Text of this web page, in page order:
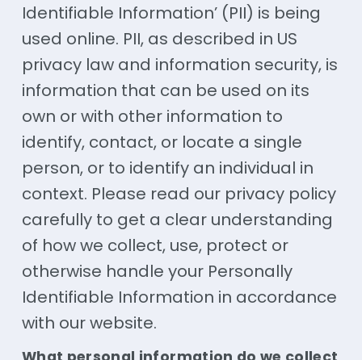
Identifiable Information’ (PII) is being
used online. PII, as described in US
privacy law and information security, is
information that can be used on its
own or with other information to
identify, contact, or locate a single
person, or to identify an individual in
context. Please read our privacy policy
carefully to get a clear understanding
of how we collect, use, protect or
otherwise handle your Personally
Identifiable Information in accordance
with our website.